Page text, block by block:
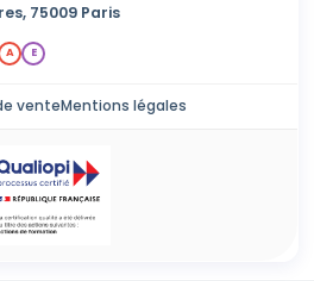
75009 Paris
A E
venteMentions légales